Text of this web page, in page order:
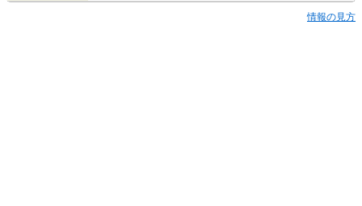
情報の見方